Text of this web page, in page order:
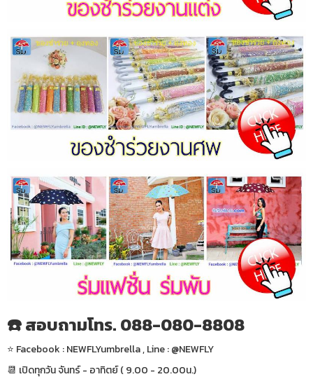
☎️ สอบถามโทร. 088-080-8808
⭐️ Facebook : NEWFLYumbrella , Line : @NEWFLY
📆 เปิดทุกวัน จันทร์ - อาทิตย์ ( 9.00 - 20.00น.)